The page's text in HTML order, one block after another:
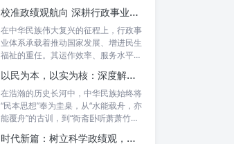
校准政绩观航向 深耕行政事业本职：新时代高质量发展的核心密码
在中华民族伟大复兴的征程上，行政事
业体系承载着推动国家发展、增进民生
福祉的重任。其运作效率、服务水平乃
以民为本，以实为核：深度解析坚守为民初心与正确政绩观念的融合路径
在浩瀚的历史长河中，中华民族始终将
“民本思想”奉为圭臬，从“水能载舟，亦
能覆舟”的古训，到“衙斋卧听萧萧竹，
时代新篇：树立科学政绩观，摒弃虚功重实绩，迈向高质量发展